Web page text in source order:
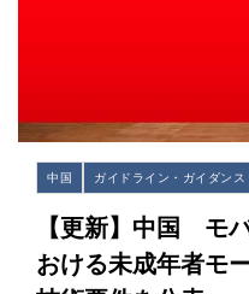
中国 ガイドライン・ガイダンス
【更新】中国 モ
おける未成年者モ